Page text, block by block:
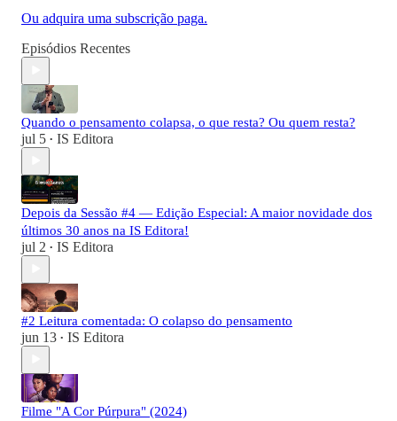
Ou adquira uma subscrição paga.
Episódios Recentes
Quando o pensamento colapsa, o que resta? Ou quem resta?
jul 5 • IS Editora
Depois da Sessão #4 — Edição Especial: A maior novidade dos
últimos 30 anos na IS Editora!
jul 2 • IS Editora
#2 Leitura comentada: O colapso do pensamento
jun 13 • IS Editora
Filme "A Cor Púrpura" (2024)